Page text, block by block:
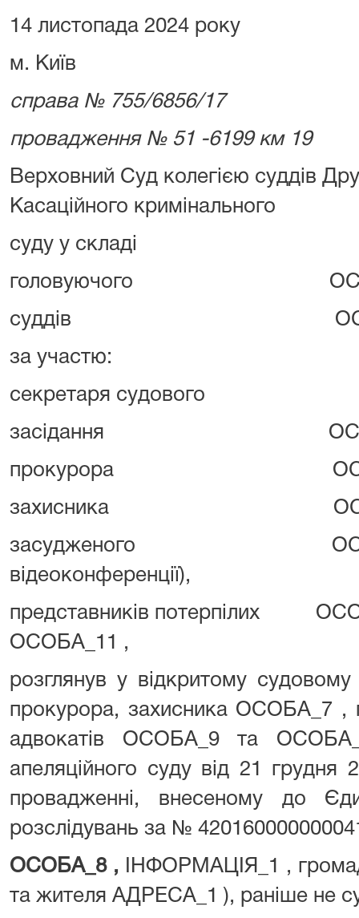
14 листопада 2024 року
м. Київ
справа № 755/6856/17
провадження № 51 -6199 км 19
Верховний Суд колегією суддів
Касаційного кримінального
суду у складі
головуючого
суддів ОСОБА_2
за участю:
секретаря судового
засідання
прокурора
захисника
засудженого
відеоконференції),
представників потерпілих
ОСОБА_11 ,
розглянув у відкритому судовому
прокурора, захисника ОСОБА_7 ,
адвокатів ОСОБА_9 та
апеляційного суду від 21 грудня
провадженні, внесеному до
розслідувань за №
ОСОБА_8 ,
ІНФОРМАЦІЯ_1 ,
та жителя АДРЕСА_1 ), раніше не